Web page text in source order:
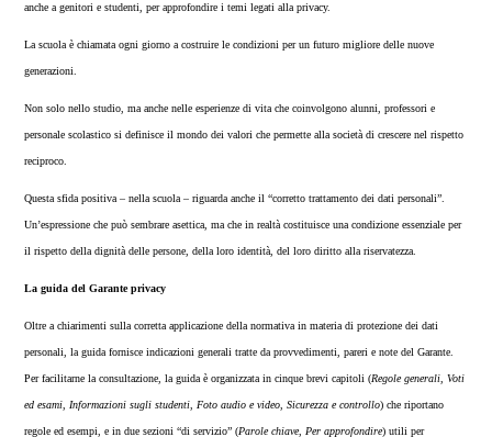
anche a genitori e studenti, per approfondire i temi legati alla privacy.
La scuola è chiamata ogni giorno a costruire le condizioni per un futuro migliore delle nuove
generazioni.
Non solo nello studio, ma anche nelle esperienze di vita che coinvolgono alunni, professori e
personale scolastico si definisce il mondo dei valori che permette alla società di crescere nel rispetto
reciproco.
Questa sfida positiva – nella scuola – riguarda anche il “corretto trattamento dei dati personali”.
Un’espressione che può sembrare asettica, ma che in realtà costituisce una condizione essenziale per
il rispetto della dignità delle persone, della loro identità, del loro diritto alla riservatezza.
La guida del Garante privacy
Oltre a chiarimenti sulla corretta applicazione della normativa in materia di protezione dei dati
personali, la guida fornisce indicazioni generali tratte da provvedimenti, pareri e note del Garante.
Per facilitarne la consultazione, la guida è organizzata in cinque brevi capitoli (Regole generali ,Voti
ed esami Informazioni sugli studenti Foto audio e video Sicurezza e controllo) che riportano
regole ed esempi, e in due sezioni “di servizio” (Parole chiave, Per approfondire) utili per